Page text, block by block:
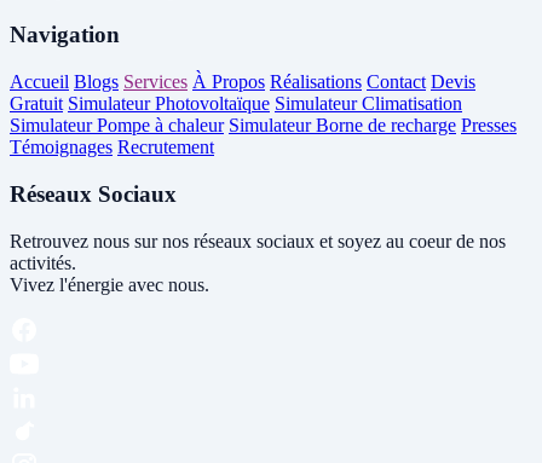
Navigation
Accueil Blogs Services À Propos Réalisations Contact Devis
Gratuit Simulateur Photovoltaïque Simulateur Climatisation
Simulateur Pompe à chaleur Simulateur Borne de recharge Presses
Témoignages Recrutement
Réseaux Sociaux
Retrouvez nous sur nos réseaux sociaux et soyez au coeur de nos
activités.
Vivez l'énergie avec nous.